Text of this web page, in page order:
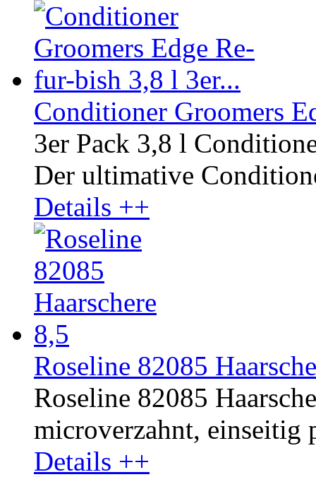
Conditioner Groomers
3er Pack 3,8 l
Der ultimative
Details ++
Roseline 82085
Roseline 82085
microverzahnt, einseitig
Details ++